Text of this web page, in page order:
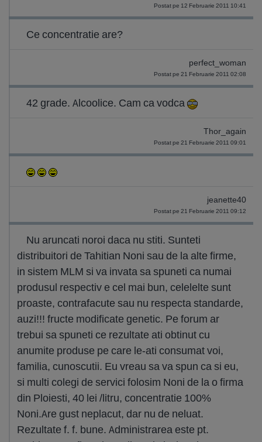
Postat pe 12 Februarie 2011 10:41
Ce concentratie are?
perfect_woman
Postat pe 21 Februarie 2011 02:08
42 grade. Alcoolice. Cam ca vodca
Thor_again
Postat pe 21 Februarie 2011 09:01
jeanette40
Postat pe 21 Februarie 2011 09:12
Nu aruncati noroi daca nu stiti. Sunteti
distribuitori de Tahitian Noni sau de la alte firme,
in sistem MLM si va invata sa spuneti ca numai
produsul respectiv e cel mai bun, celelelte sunt
proaste, contrafacute sau nu respecta standarde,
auzi!!! fructe modificate genetic. Pe forum ar
trebui sa spuneti ce rezultate ati obtinut cu
anumite produse pe care le-ati consumat voi,
familia, cunoscutii. Eu vreau sa va spun ca si eu,
si multi colegi de servici folosim Noni de la o firma
din Ploiesti, 40 lei /litru, concentratie 100%
Noni.Are gust neplacut, dar nu de neluat.
Rezultate f. f. bune. Administrarea este pt.